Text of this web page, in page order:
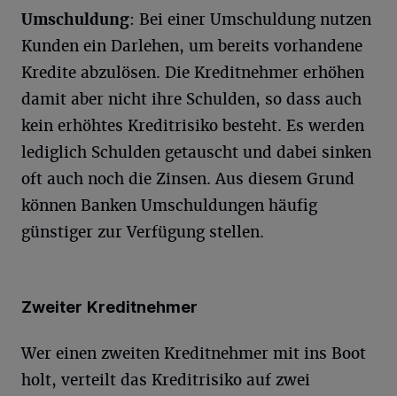
Umschuldung: Bei einer Umschuldung nutzen
Kunden ein Darlehen, um bereits vorhandene
Kredite abzulösen. Die Kreditnehmer erhöhen
damit aber nicht ihre Schulden, so dass auch
kein erhöhtes Kreditrisiko besteht. Es werden
lediglich Schulden getauscht und dabei sinken
oft auch noch die Zinsen. Aus diesem Grund
können Banken Umschuldungen häufig
günstiger zur Verfügung stellen.
Zweiter Kreditnehmer
Wer einen zweiten Kreditnehmer mit ins Boot
holt, verteilt das Kreditrisiko auf zwei